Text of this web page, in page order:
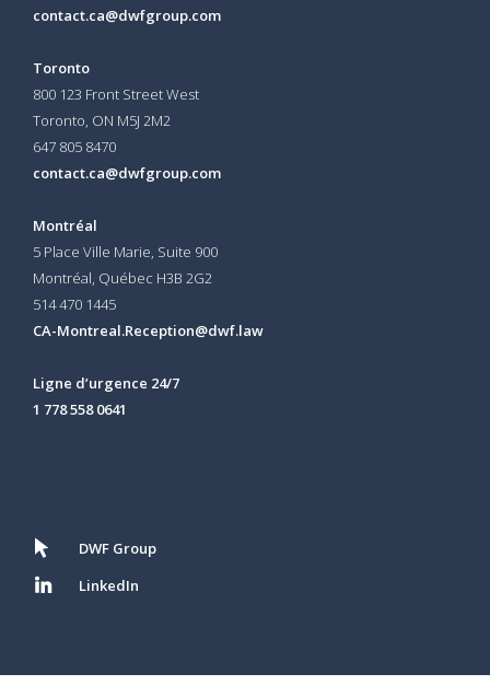
contact.ca@dwfgroup.com
Toronto
800 123 Front Street West
Toronto, ON M5J 2M2
647 805 8470
contact.ca@dwfgroup.com
Montréal
5 Place Ville Marie, Suite 900
Montréal, Québec H3B 2G2
514 470 1445
CA-Montreal.Reception@dwf.law
Ligne d’urgence 24/7
1 778 558 0641
DWF Group
LinkedIn